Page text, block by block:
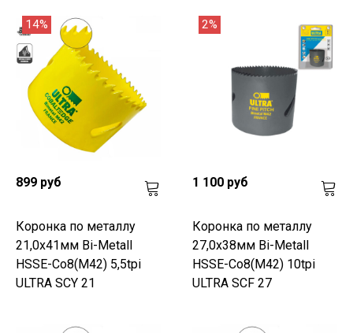
14%
899 руб
Коронка по металлу
21,0x41мм Bi-Metall
HSSE-Co8(M42) 5,5tpi
ULTRA SCY 21
2%
1 100 руб
Коронка по металлу
27,0x38мм Bi-Metall
HSSE-Co8(M42) 10tpi
ULTRA SCF 27